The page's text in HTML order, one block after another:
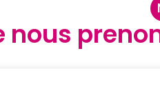
nous